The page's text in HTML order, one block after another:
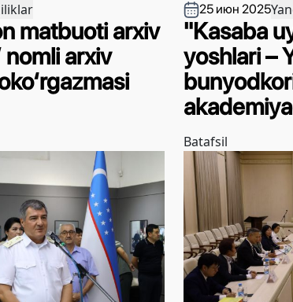
matbuoti arxiv
nomli arxiv
25 июн 2025
"Kasaba
yoshlari –
Batafsil